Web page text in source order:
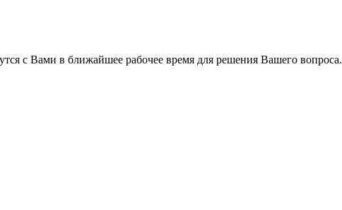
с Вами в ближайшее рабочее время для решения Вашего вопроса.